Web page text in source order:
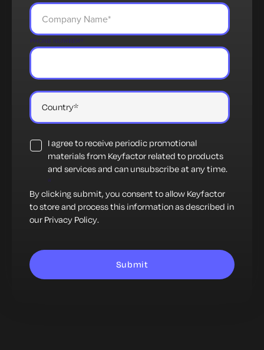
PHONE NUMBER*
I agree to receive periodic promotional
materials from Keyfactor related to products
and services and can unsubscribe at any time.
*
By clicking submit, you consent to allow Keyfactor
to store and process this information as described in
our Privacy Policy.